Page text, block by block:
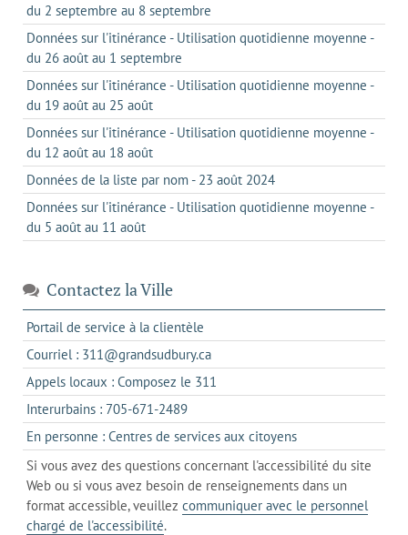
du 2 septembre au 8 septembre
Données sur l'itinérance - Utilisation quotidienne moyenne -
du 26 août au 1 septembre
Données sur l'itinérance - Utilisation quotidienne moyenne -
du 19 août au 25 août
Données sur l'itinérance - Utilisation quotidienne moyenne -
du 12 août au 18 août
Données de la liste par nom - 23 août 2024
Données sur l'itinérance - Utilisation quotidienne moyenne -
du 5 août au 11 août
Contactez la Ville
Portail de service à la clientèle
dans
un
nouvel
Courriel : 311@grandsudbury.cas'ouvre
dans
votre
de
messagerie
Appels locaux : Composez le 311
dans
un
client
de
votre
téléphone
Interurbains : 705-671-2489s'ouvre
dans
un
client
de
votre
En personne : Centres de services aux citoyenss'ouvre
dans
l'onglet
actuel
Si vous avez des questions concernant l'accessibilité du site
Web ou si vous avez besoin de renseignements dans un
format accessible, veuillez communiquer avec le personnel
chargé de l'accessibilité.